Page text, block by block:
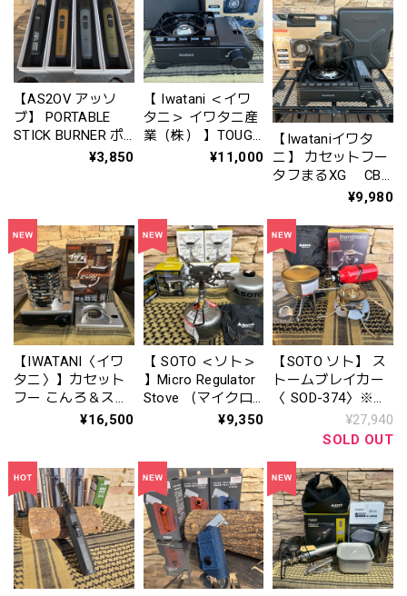
【AS2OV アッソ
ブ】 PORTABLE
STICK BURNER ポ
ータブルスティッ
¥3,850
【 Iwatani ＜イワ
タニ＞ イワタニ産
業（株） 】TOUGH
MARU （ タフまる
¥11,000
【Iwataniイワタ
ニ】 カセットフー
タフまるXG CB-
ODX-XG 〈イワタ
ルート専用モデ
ル〉 （商品コー
ド： 20000077089)
¥9,980
【IWATANI〈イワ
タニ〉】カセット
フー こんろ＆スト
ーブ “イザまる”
¥16,500
【 SOTO ＜ソト＞
】Micro Regulator
Stove （マイクロ
レギュレータース
マスタ‐）] ＜トラ
イフレックス付き
＞ SOD-311GS
¥9,350
【SOTO ソト】 ス
トームブレイカー
〈 SOD-374〉※リ
¥27,940
SOLD OUT